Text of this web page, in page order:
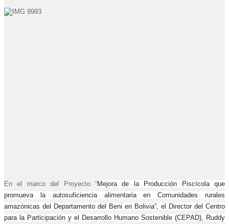
En el marco del Proyecto “Mejora de la Producción Piscícola que
promueva la autosuficiencia alimentaria en Comunidades rurales
amazónicas del Departamento del Beni en Bolivia”, el Director del Centro
para la Participación y el Desarrollo Humano Sostenible (CEPAD), Ruddy